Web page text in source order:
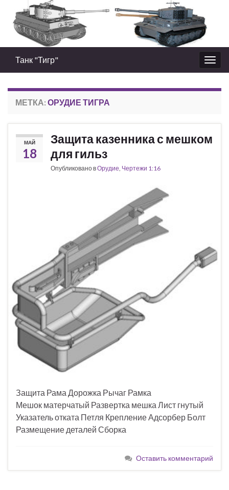
Вкл/
выкл
Танк "Тигр"
МЕТКА: ОРУДИЕ ТИГРА
МАЙ
18
Защита казенника с мешком
для гильз
Опубликовано вОрудие, Чертежи 1:16
Защита Рама Дорожка Рычаг Рамка
Мешок матерчатый Развертка мешка Лист гнутый
Указатель отката Петля Крепление Адсорбер Болт
Размещение деталей Сборка
Оставить комментарий